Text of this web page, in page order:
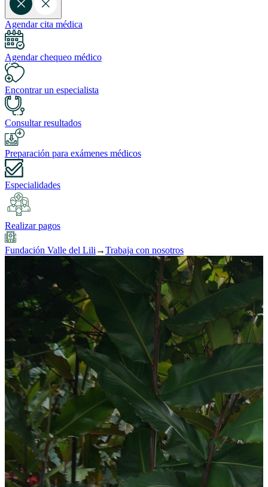
Agendar cita médica
Agendar chequeo médico
Encontrar un especialista
Consultar resultados
Preparación para exámenes médicos
Especialidades
Realizar pagos
Fundación Valle del Lili →Trabaja con nosotros